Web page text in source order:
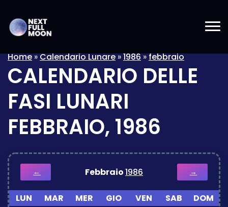
Home»Calendario Lunare»1986»febbraio
CALENDARIO DELLE
FASI LUNARI
FEBBRAIO, 1986
← Febbraio1986 →
LUN MAR MER GIO VEN SAB DOM